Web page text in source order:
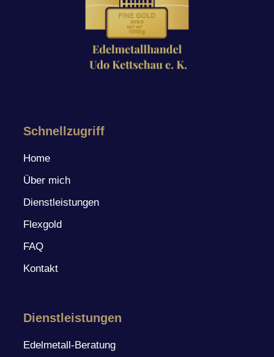
Schnellzugriff
Home
Über mich
Dienstleistungen
Flexgold
FAQ
Kontakt
Dienstleistungen
Edelmetall-Beratung